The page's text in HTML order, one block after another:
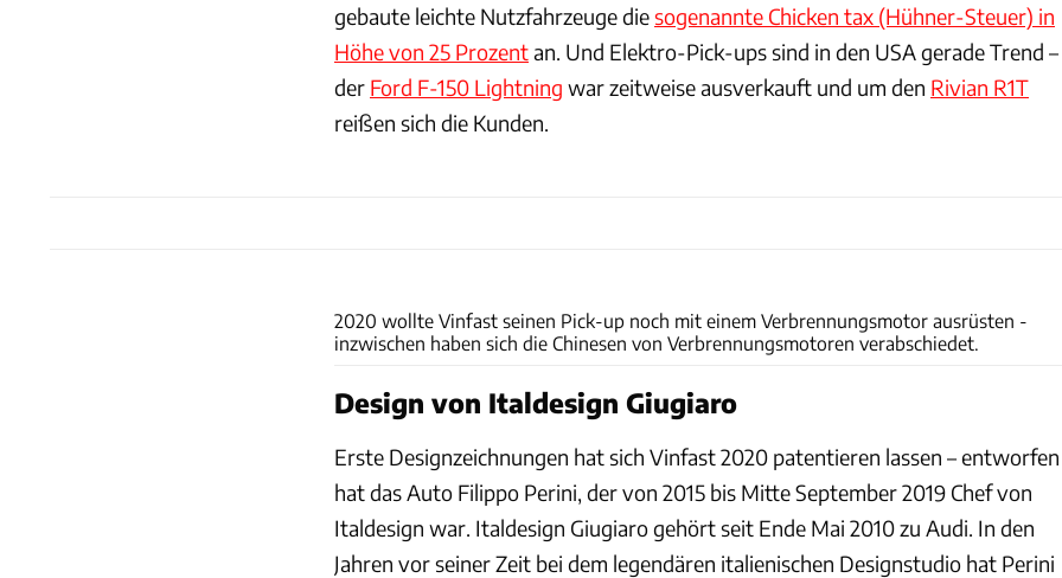
gebaute leichte Nutzfahrzeuge diesogenannte Chicken tax (Hühner-Steuer) in
Höhe von 25 Prozentan. Und Elektro-Pick-ups sind in den USA gerade Trend –
der Ford F-150 Lightning war zeitweise ausverkauft und um den Rivian R1T
reißen sich die Kunden.
2020 wollte Vinfast seinen Pick-up noch mit einem Verbrennungsmotor ausrüsten -
inzwischen haben sich die Chinesen von Verbrennungsmotoren verabschiedet.
Design von Italdesign Giugiaro
Erste Designzeichnungen hat sich Vinfast 2020 patentieren lassen – entworfen
hat das Auto Filippo Perini, der von 2015 bis Mitte September 2019 Chef von
Italdesign war. Italdesign Giugiaro gehört seit Ende Mai 2010 zu Audi. In den
Jahren vor seiner Zeit bei dem legendären italienischen Designstudio hat Perini